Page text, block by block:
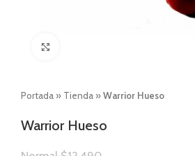
Portada » Tienda »Warrior Hueso
Warrior Hueso